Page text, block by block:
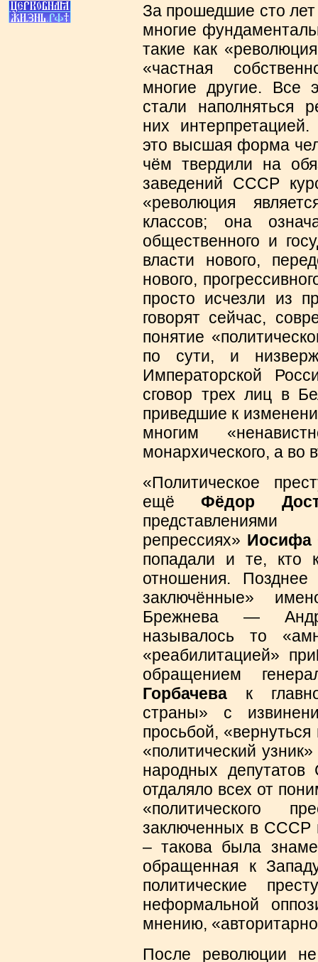
За прошедшие сто
многие
такие как
«частная
многие другие. Все
стали наполняться
них
это высшая форма
чём твердили на
заведений СССР
«революция
классов; она
общественного и
власти нового,
нового,
просто исчезли из
говорят сейчас,
понятие
по сути, и
Императорской
сговор трех лиц в
приведшие к
многим
монархического, а во
«Политическое
ещёФёдор
репрессиях» Иосифа
попадали и те, кто
отношения.
заключённые»
Брежнева —
называлось то
«реабилитацией» при
обращением
Горбачева к
страны» с
просьбой,
«политический
народных
отдаляло всех от
«политического
заключенных в СССР
– такова была
обращенная к
политические
неформальной
мнению,
После революции